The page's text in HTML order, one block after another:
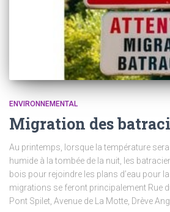
ENVIRONNEMENTAL
Migration des
Au printemps, lorsque la température sera
humide à la tombée de la nuit, les
bois pour rejoindre les plans d’eau pour
migrations se feront principalement Rue
Pont Spilet, Avenue de La Motte, Drève